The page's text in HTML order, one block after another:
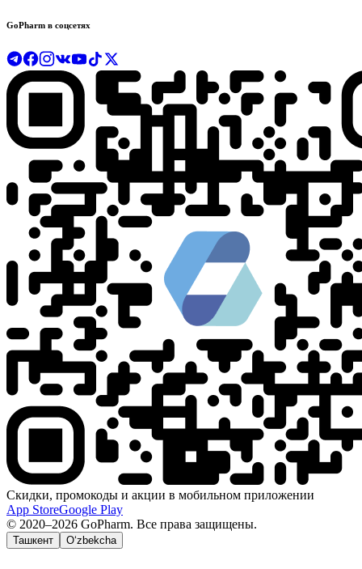
GoPharm в соцсетях
Скидки, промокоды и акции в мобильном приложении
App StoreGoogle Play
© 2020–2026 GoPharm. Все права защищены.
Ташкент O‘zbekcha